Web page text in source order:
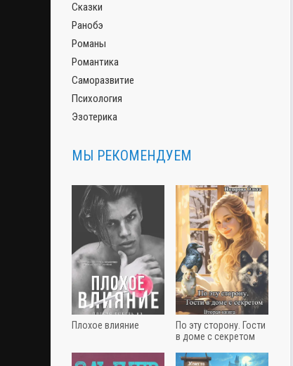
Сказки
Ранобэ
Романы
Романтика
Саморазвитие
Психология
Эзотерика
МЫ РЕКОМЕНДУЕМ
Плохое влияние
По эту сторону. Гости
в доме с секретом